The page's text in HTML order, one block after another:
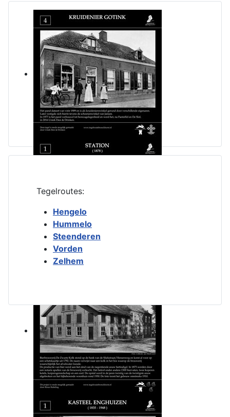
Tegelroutes:
Hengelo
Hummelo
Steenderen
Vorden
Zelhem